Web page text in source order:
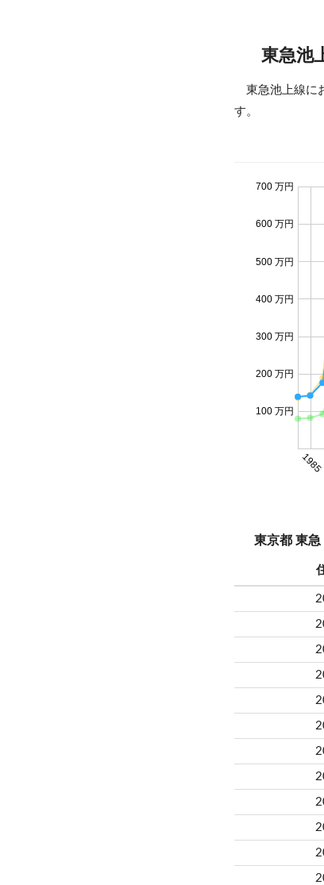
東急池
東急池上線に
す。
1985
100 万円
200 万円
300 万円
400 万円
500 万円
600 万円
700 万円
東京都 東